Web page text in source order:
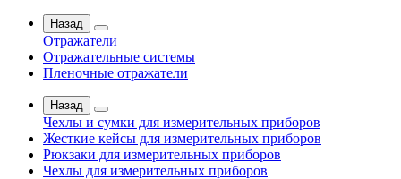
Назад
Отражатели
Отражательные системы
Пленочные отражатели
Назад
Чехлы и сумки для измерительных приборов
Жесткие кейсы для измерительных приборов
Рюкзаки для измерительных приборов
Чехлы для измерительных приборов